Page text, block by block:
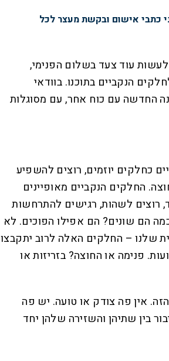
כתבי אישום ובקשת מעצר לכל
עוד צעד בשלום הפנימי,
הנקביים בתוכנו. בוודאי
החדשה עם כוח אחר, עם מסוגלות
כחלקים יוזמים, רוצים להשפיע
החלקים הנקביים מאופיינים
רוצים לשהות, רגישים להתרחשות
הם שונים? הם אפילו הפוכים. לא
שלנו – החלקים האלה לרוב יתקבצו
פנימה או החוצה? בזריזות או
אין פה צודק או טועה. יש פה
בין שתיהן והשזירה שלהן יחד